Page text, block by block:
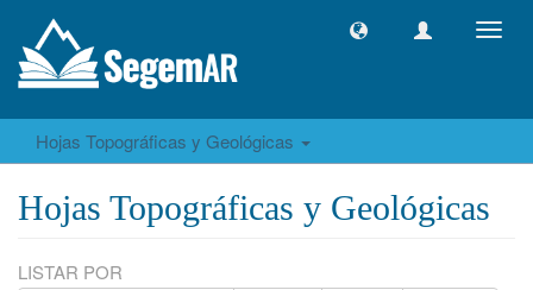
Hojas Topográficas y Geológicas
Hojas Topográficas y Geológicas
LISTAR POR